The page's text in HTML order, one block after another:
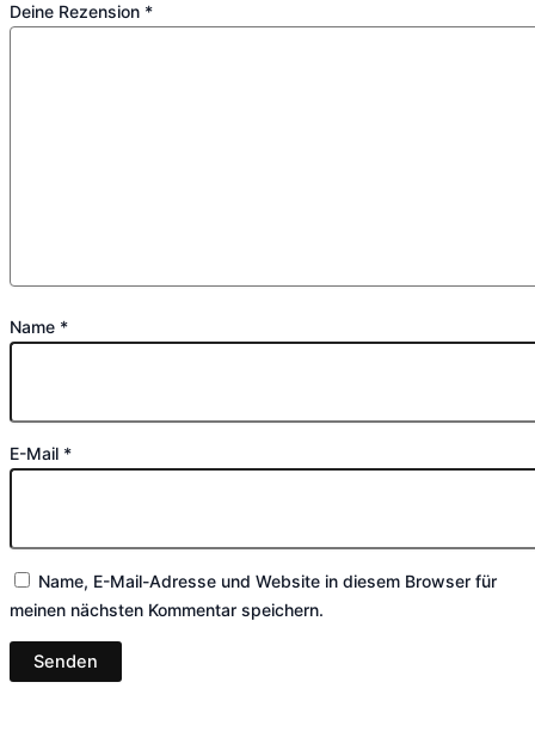
Deine Rezension *
Name *
E-Mail *
Name, E-Mail-Adresse und Website in diesem Browser für
meinen nächsten Kommentar speichern.